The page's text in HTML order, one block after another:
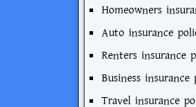
Homeowners
Auto insurance
Renters insurance
Business insurance
Travel insurance